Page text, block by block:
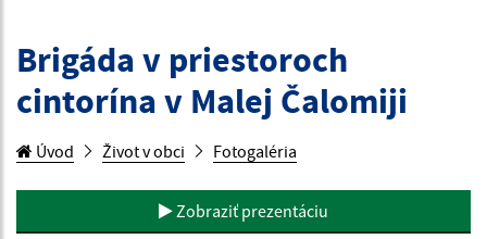
Brigáda v priestoroch
cintorína v Malej Čalomiji
Úvod Život v obci Fotogaléria
Zobraziť prezentáciu